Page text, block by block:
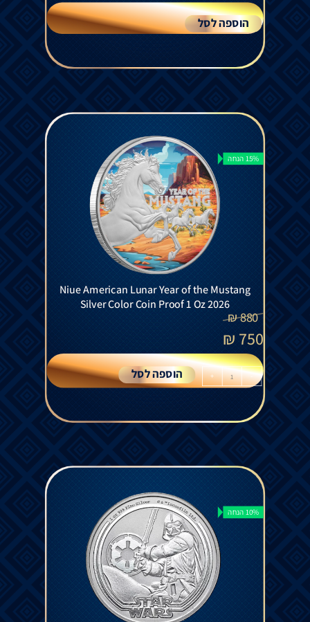
הוספה לסל
15% הנחה
Niue American Lunar Year of the Mustang
Silver Color Coin Proof 1 Oz 2026
880
₪
750
₪
-
+ הוספה לסל
10% הנחה